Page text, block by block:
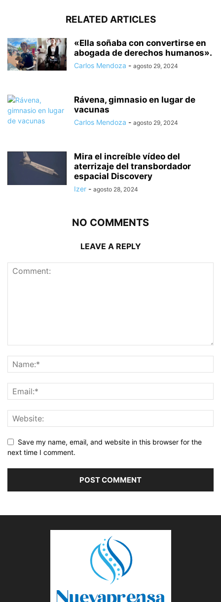
RELATED ARTICLES
«Ella soñaba con convertirse en
abogada de derechos humanos».
Carlos Mendoza - agosto 29, 2024
Rávena, gimnasio en lugar de
vacunas
Carlos Mendoza - agosto 29, 2024
Mira el increíble vídeo del
aterrizaje del transbordador
espacial Discovery
Izer - agosto 28, 2024
NO COMMENTS
LEAVE A REPLY
Save my name, email, and website in this browser for the
next time I comment.